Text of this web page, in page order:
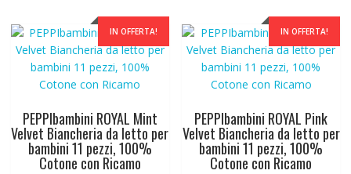
IN OFFERTA!
PEPPIbambini ROYAL Mint
Velvet Biancheria da letto per
bambini 11 pezzi, 100%
Cotone con Ricamo
IN OFFERTA!
PEPPIbambini ROYAL Pink
Velvet Biancheria da letto per
bambini 11 pezzi, 100%
Cotone con Ricamo